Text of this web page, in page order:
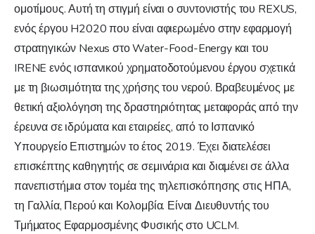
ομοτίμους. Αυτή τη στιγμή είναι ο συντονιστής του REXUS,
ενός έργου H2020 που είναι αφιερωμένο στην εφαρμογή
στρατηγικών Nexus στο Water-Food-Energy και του
IRENE ενός ισπανικού χρηματοδοτούμενου έργου σχετικά
με τη βιωσιμότητα της χρήσης του νερού. Βραβευμένος με
θετική αξιολόγηση της δραστηριότητας μεταφοράς από την
έρευνα σε ιδρύματα και εταιρείες, από το Ισπανικό
Υπουργείο Επιστημών το έτος 2019. Έχει διατελέσει
επισκέπτης καθηγητής σε σεμινάρια και διαμένει σε άλλα
πανεπιστήμια στον τομέα της τηλεπισκόπησης στις ΗΠΑ,
τη Γαλλία, Περού και Κολομβία. Είναι Διευθυντής του
Τμήματος Εφαρμοσμένης Φυσικής στο UCLM.